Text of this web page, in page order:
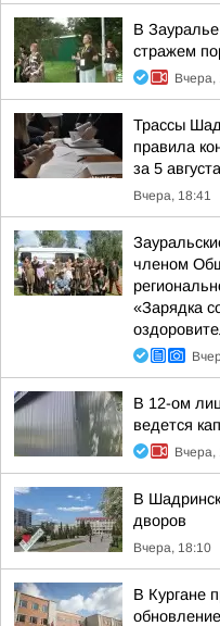
В
стражем
Вчера,
Трассы
правила
за 5 августа
Вчера, 18:41
членом
«Зарядка
В 12-ом
ведется
Вчера,
В
дворов
Вчера, 18:10
В Кургане